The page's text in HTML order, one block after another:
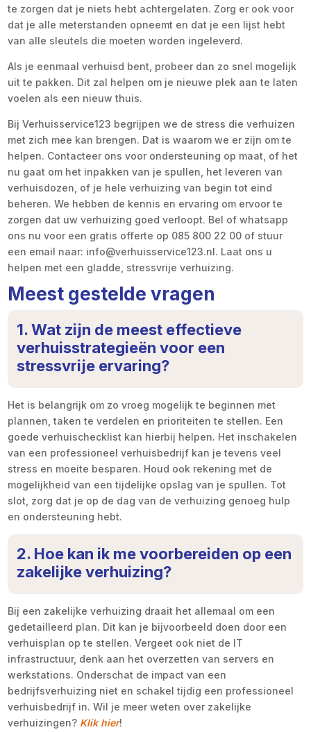
te zorgen dat je niets hebt achtergelaten. Zorg er ook voor
dat je alle meterstanden opneemt en dat je een lijst hebt
van alle sleutels die moeten worden ingeleverd.
Als je eenmaal verhuisd bent, probeer dan zo snel mogelijk
uit te pakken. Dit zal helpen om je nieuwe plek aan te laten
voelen als een nieuw thuis.
Bij Verhuisservice123 begrijpen we de stress die verhuizen
met zich mee kan brengen. Dat is waarom we er zijn om te
helpen. Contacteer ons voor ondersteuning op maat, of het
nu gaat om het inpakken van je spullen, het leveren van
verhuisdozen, of je hele verhuizing van begin tot eind
beheren. We hebben de kennis en ervaring om ervoor te
zorgen dat uw verhuizing goed verloopt. Bel of whatsapp
ons nu voor een gratis offerte op 085 800 22 00 of stuur
een email naar: info@verhuisservice123.nl. Laat ons u
helpen met een gladde, stressvrije verhuizing.
Meest gestelde vragen
1. Wat zijn de meest effectieve
verhuisstrategieën voor een
stressvrije ervaring?
Het is belangrijk om zo vroeg mogelijk te beginnen met
plannen, taken te verdelen en prioriteiten te stellen. Een
goede verhuischecklist kan hierbij helpen. Het inschakelen
van een professioneel verhuisbedrijf kan je tevens veel
stress en moeite besparen. Houd ook rekening met de
mogelijkheid van een tijdelijke opslag van je spullen. Tot
slot, zorg dat je op de dag van de verhuizing genoeg hulp
en ondersteuning hebt.
2. Hoe kan ik me voorbereiden op een
zakelijke verhuizing?
Bij een zakelijke verhuizing draait het allemaal om een
gedetailleerd plan. Dit kan je bijvoorbeeld doen door een
verhuisplan op te stellen. Vergeet ook niet de IT
infrastructuur, denk aan het overzetten van servers en
werkstations. Onderschat de impact van een
bedrijfsverhuizing niet en schakel tijdig een professioneel
verhuisbedrijf in. Wil je meer weten over zakelijke
verhuizingen? Klik hier!